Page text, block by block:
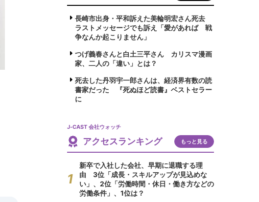
長崎市出身・平和訴えた美輪明宏さん死去
ラストメッセージでも訴え「愛があれば 戦
争なんか起こりません」
つげ義春さんと白土三平さん カリスマ漫画
家、二人の「違い」とは？
死去した丹羽宇一郎さんは、経済界有数の読
書家だった 『死ぬほど読書』ベストセラー
に
J-CAST 会社ウォッチ
アクセスランキング もっと見る
新卒で入社した会社、早期に退職する理
由 3位「成長・スキルアップが見込めな
い」、2位「労働時間・休日・働き方などの
労働条件」、1位は？